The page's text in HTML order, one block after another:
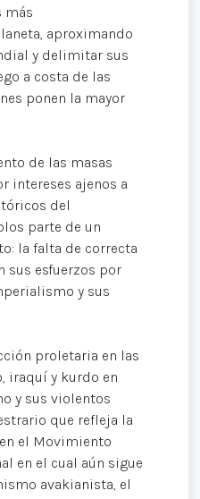
más
aproximando
y delimitar sus
a costa de las
ponen la mayor
de las masas
intereses ajenos a
del
parte de un
la falta de correcta
sus esfuerzos por
y sus
proletaria en las
iraquí y kurdo en
y sus violentos
que refleja la
el Movimiento
en el cual aún sigue
avakianista, el